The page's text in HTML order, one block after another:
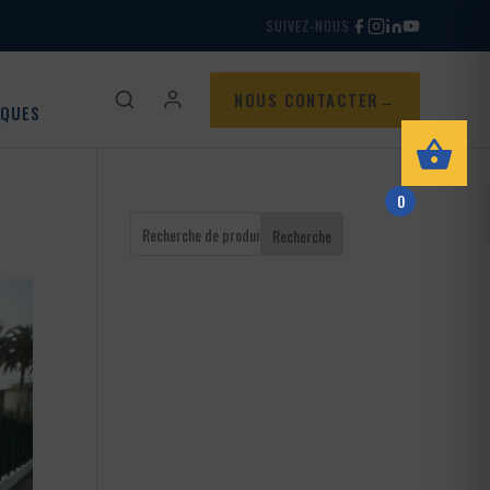
SUIVEZ-NOUS
NOUS CONTACTER
Recherche
0